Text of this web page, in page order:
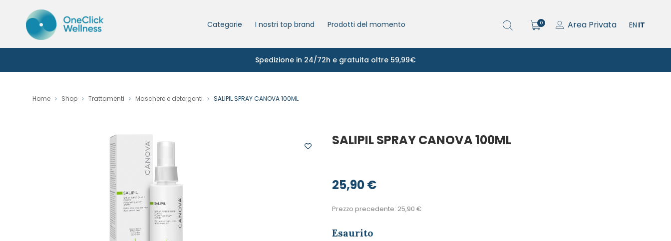
Categorie I nostri top brand Prodotti del momento EN IT
Area Privata
0
Spedizione in 24/72h e gratuita oltre 59,99€
Home Shop Trattamenti Maschere e detergenti SALIPIL SPRAY CANOVA 100ML
SALIPIL SPRAY CANOVA 100ML
25,90€
Prezzo precedente: 25,90 €
Esaurito